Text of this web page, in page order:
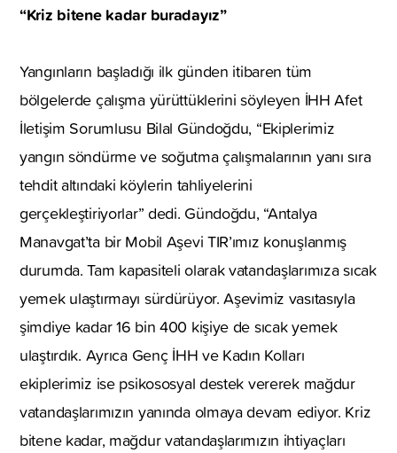
“Kriz bitene kadar buradayız”
Yangınların başladığı ilk günden itibaren tüm
bölgelerde çalışma yürüttüklerini söyleyen İHH Afet
İletişim Sorumlusu Bilal Gündoğdu, “Ekiplerimiz
yangın söndürme ve soğutma çalışmalarının yanı sıra
tehdit altındaki köylerin tahliyelerini
gerçekleştiriyorlar” dedi. Gündoğdu, “Antalya
Manavgat’ta bir Mobil Aşevi TIR’ımız konuşlanmış
durumda. Tam kapasiteli olarak vatandaşlarımıza sıcak
yemek ulaştırmayı sürdürüyor. Aşevimiz vasıtasıyla
şimdiye kadar 16 bin 400 kişiye de sıcak yemek
ulaştırdık. Ayrıca Genç İHH ve Kadın Kolları
ekiplerimiz ise psikososyal destek vererek mağdur
vatandaşlarımızın yanında olmaya devam ediyor. Kriz
bitene kadar, mağdur vatandaşlarımızın ihtiyaçları